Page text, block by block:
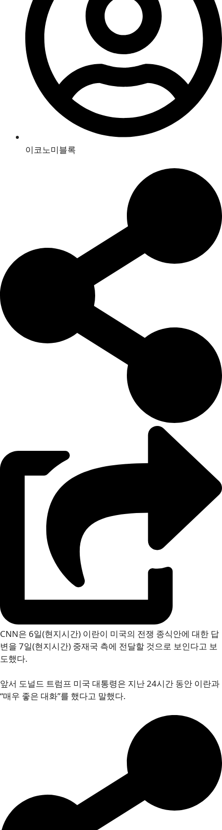
이코노미블록
CNN은 6일(현지시간) 이란이 미국의 전쟁 종식안에 대한 답
변을 7일(현지시간) 중재국 측에 전달할 것으로 보인다고 보
도했다.
앞서 도널드 트럼프 미국 대통령은 지난 24시간 동안 이란과
“매우 좋은 대화”를 했다고 말했다.